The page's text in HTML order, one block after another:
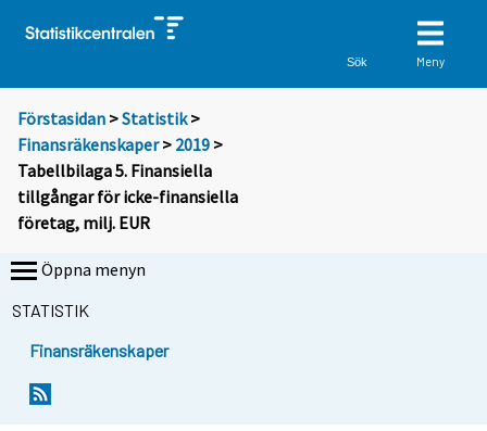
Sök Meny
Förstasidan >Statistik >
Finansräkenskaper> 2019 >
Tabellbilaga 5. Finansiella
tillgångar för icke-finansiella
företag, milj. EUR
Öppna menyn
STATISTIK
Finansräkenskaper